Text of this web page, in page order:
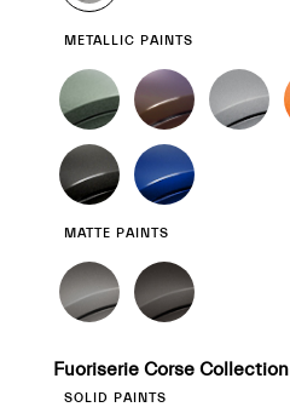
METALLIC PAINTS
MATTE PAINTS
Fuoriserie Corse Collection
SOLID PAINTS